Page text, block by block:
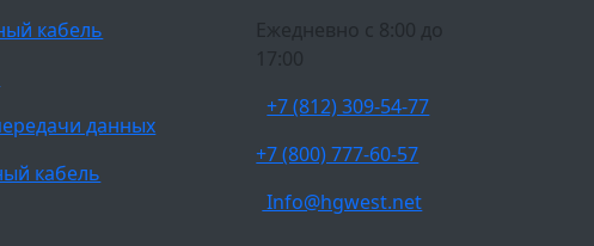
кабель
данных
кабель
Ежедневно c 8:00 до
17:00
+7 (812) 309-54-77
+7 (800) 777-60-57
Info@hgwest.net